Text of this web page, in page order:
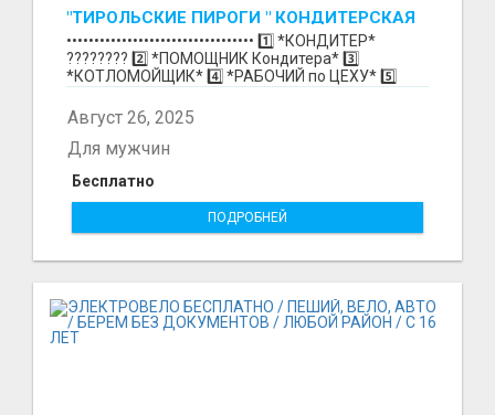
"ТИРОЛЬСКИЕ ПИРОГИ " КОНДИТЕРСКАЯ
ФАБРИКА "КРУГ "
•••••••••••••••••••••••••••••••••• 1️⃣ *КОНДИТЕР*
????‍???? 2️⃣ *ПОМОЩНИК Кондитера* 3️⃣
*КОТЛОМОЙЩИК* 4️⃣ *РАБОЧИЙ по ЦЕХУ* 5️⃣
Август 26, 2025
Бесплатно
Для мужчин
ПОДРОБНЕЙ